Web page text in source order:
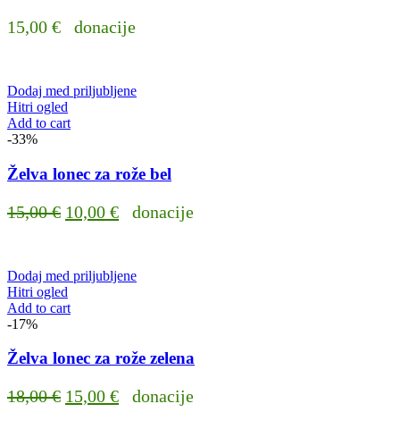
15,00 € donacije
Dodaj med priljubljene
Hitri ogled
Add to cart
-33%
Želva lonec za rože bel
15,00€ Original
15,00 €.
10,00 €Current
10,00 €.
donacije
Dodaj med priljubljene
Hitri ogled
Add to cart
-17%
Želva lonec za rože zelena
18,00€ Original
15,00 €Current
donacije